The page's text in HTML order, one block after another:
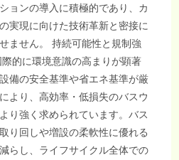
ョンの導入に積極的であり、カ
実現に向けた技術革新と密接に
ません。 持続可能性と規制強
的に環境意識の高まりが顕著
備の安全基準や省エネ基準が厳
より、高効率・低損失のバスウ
り強く求められています。バス
り回しや増設の柔軟性に優れる
らし、ライフサイクル全体での